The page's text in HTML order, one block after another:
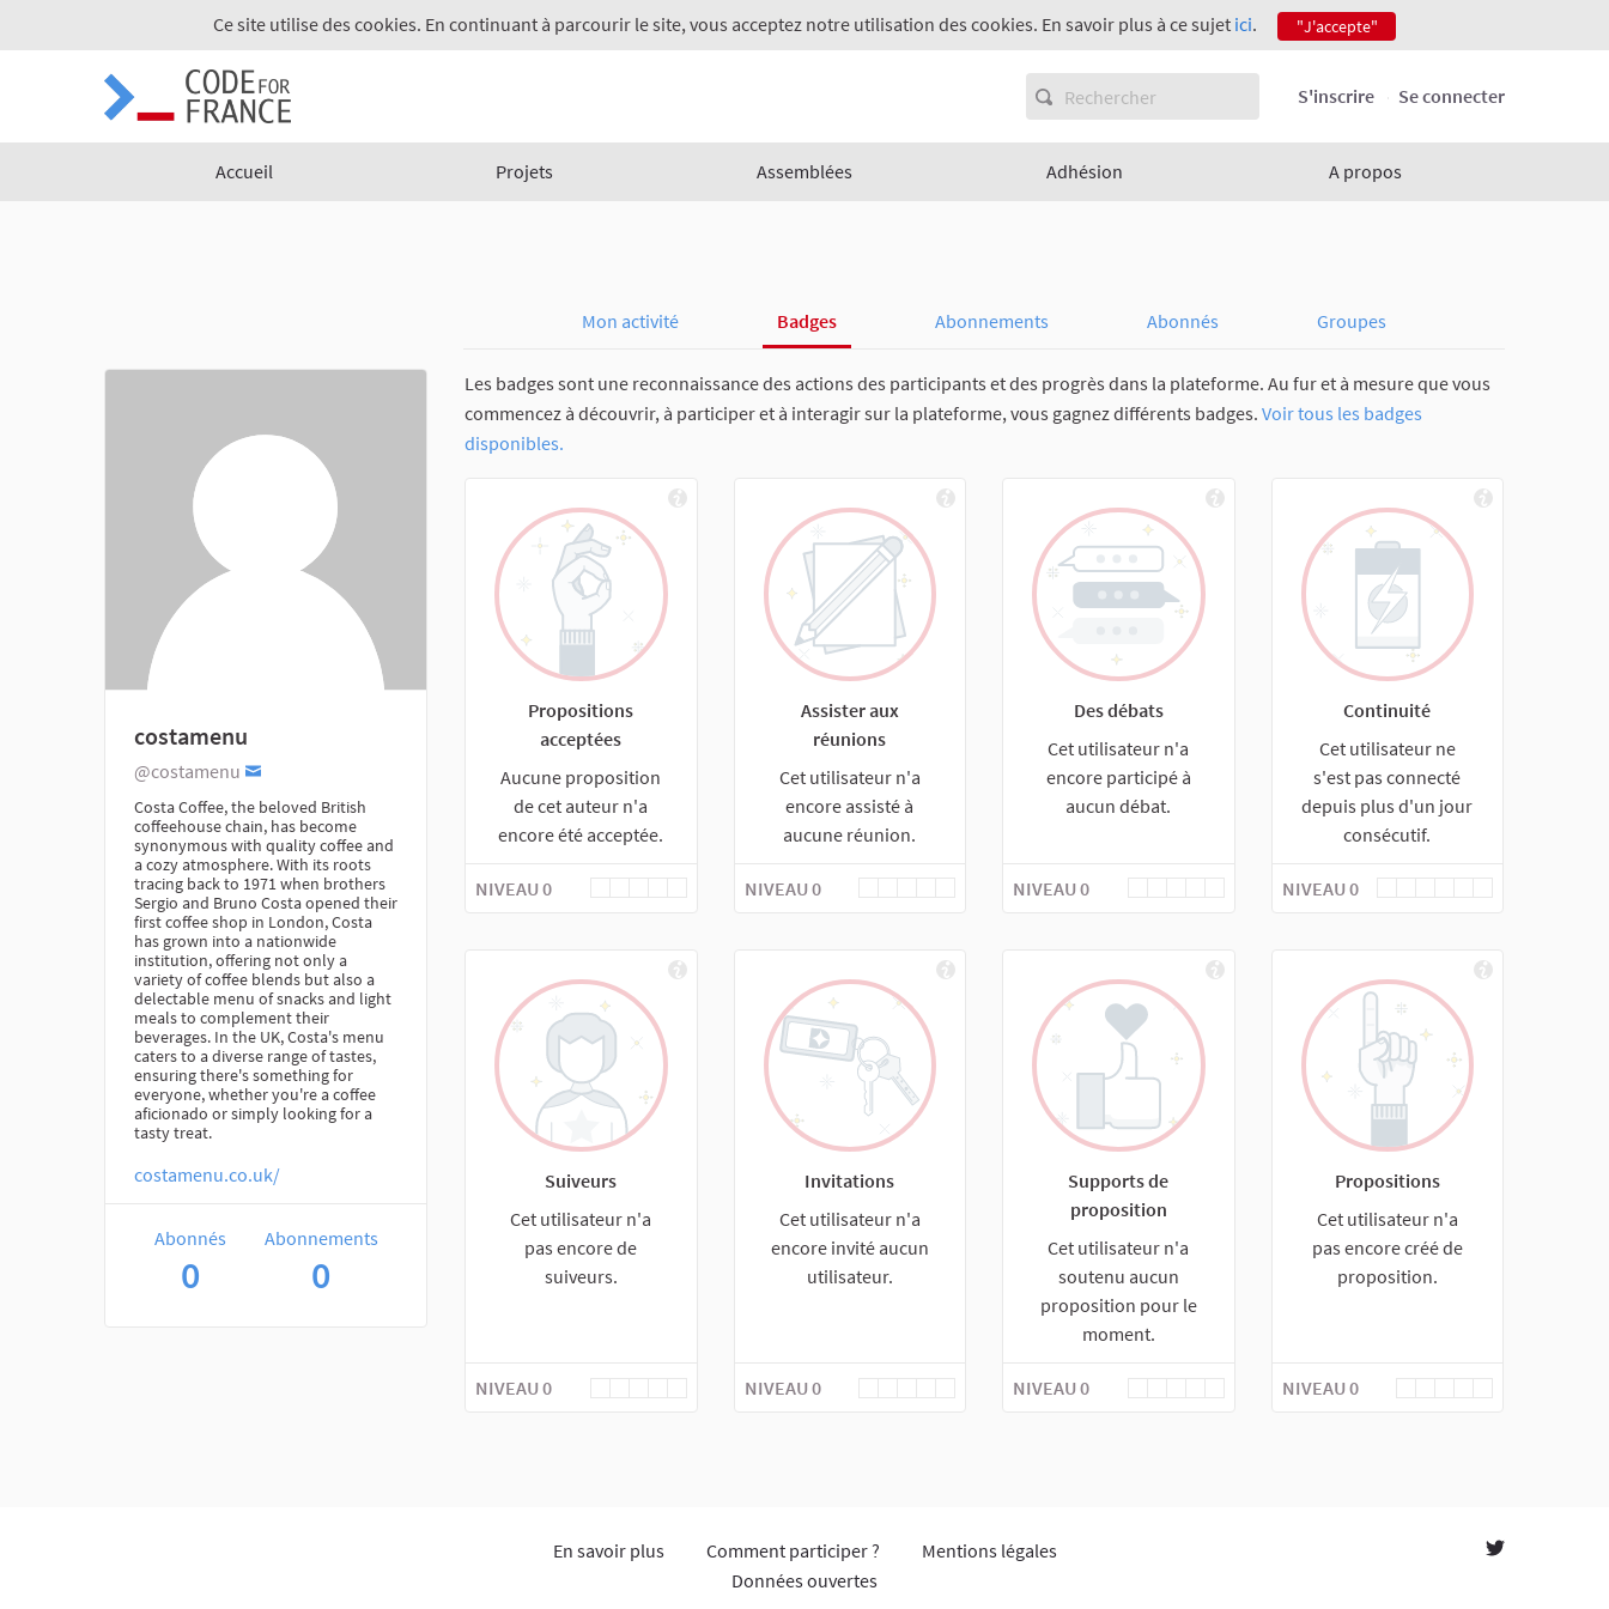
Ce site utilise des cookies. En continuant à parcourir le site, vous acceptez notre utilisation des cookies. En savoir plus à ce sujet ici. "J'accepte"
S'inscrire Se connecter
Accueil Projets Assemblées Adhésion A propos
Mon activité Badges Abonnements Abonnés Groupes
costamenu
@costamenu
Costa Coffee, the beloved British
coffeehouse chain, has become
synonymous with quality coffee and
a cozy atmosphere. With its roots
tracing back to 1971 when brothers
Sergio and Bruno Costa opened their
first coffee shop in London, Costa
has grown into a nationwide
institution, offering not only a
variety of coffee blends but also a
delectable menu of snacks and light
meals to complement their
beverages. In the UK, Costa's menu
caters to a diverse range of tastes,
ensuring there's something for
everyone, whether you're a coffee
aficionado or simply looking for a
tasty treat.
costamenu.co.uk/
Abonnés
0
Abonnements
0
Les badges sont une reconnaissance des actions des participants et des progrès dans la plateforme. Au fur et à mesure que vous
commencez à découvrir, à participer et à interagir sur la plateforme, vous gagnez différents badges. Voir tous les badges
disponibles.
Propositions
acceptées
Aucune proposition
de cet auteur n'a
encore été acceptée.
NIVEAU 0
Assister aux
réunions
Cet utilisateur n'a
encore assisté à
aucune réunion.
NIVEAU 0
Des débats
Cet utilisateur n'a
encore participé à
aucun débat.
NIVEAU 0
Continuité
Cet utilisateur ne
s'est pas connecté
depuis plus d'un jour
consécutif.
NIVEAU 0
Suiveurs
Cet utilisateur n'a
pas encore de
suiveurs.
NIVEAU 0
Invitations
Cet utilisateur n'a
encore invité aucun
utilisateur.
NIVEAU 0
Supports de
proposition
Cet utilisateur n'a
soutenu aucun
proposition pour le
moment.
NIVEAU 0
Propositions
Cet utilisateur n'a
pas encore créé de
proposition.
NIVEAU 0
En savoir plus Comment participer ?
Mentions légales
Données ouvertes